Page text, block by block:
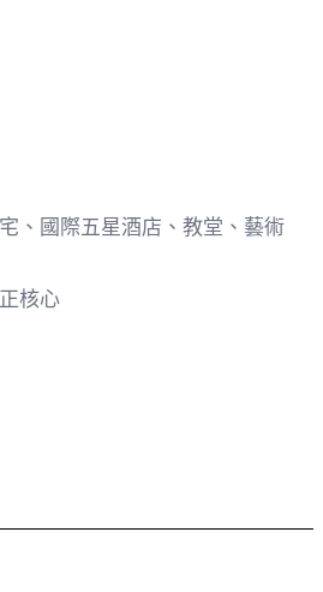
、國際五星酒店、教堂、藝術
核心